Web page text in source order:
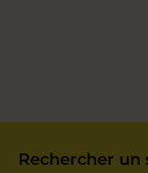
Rechercher un